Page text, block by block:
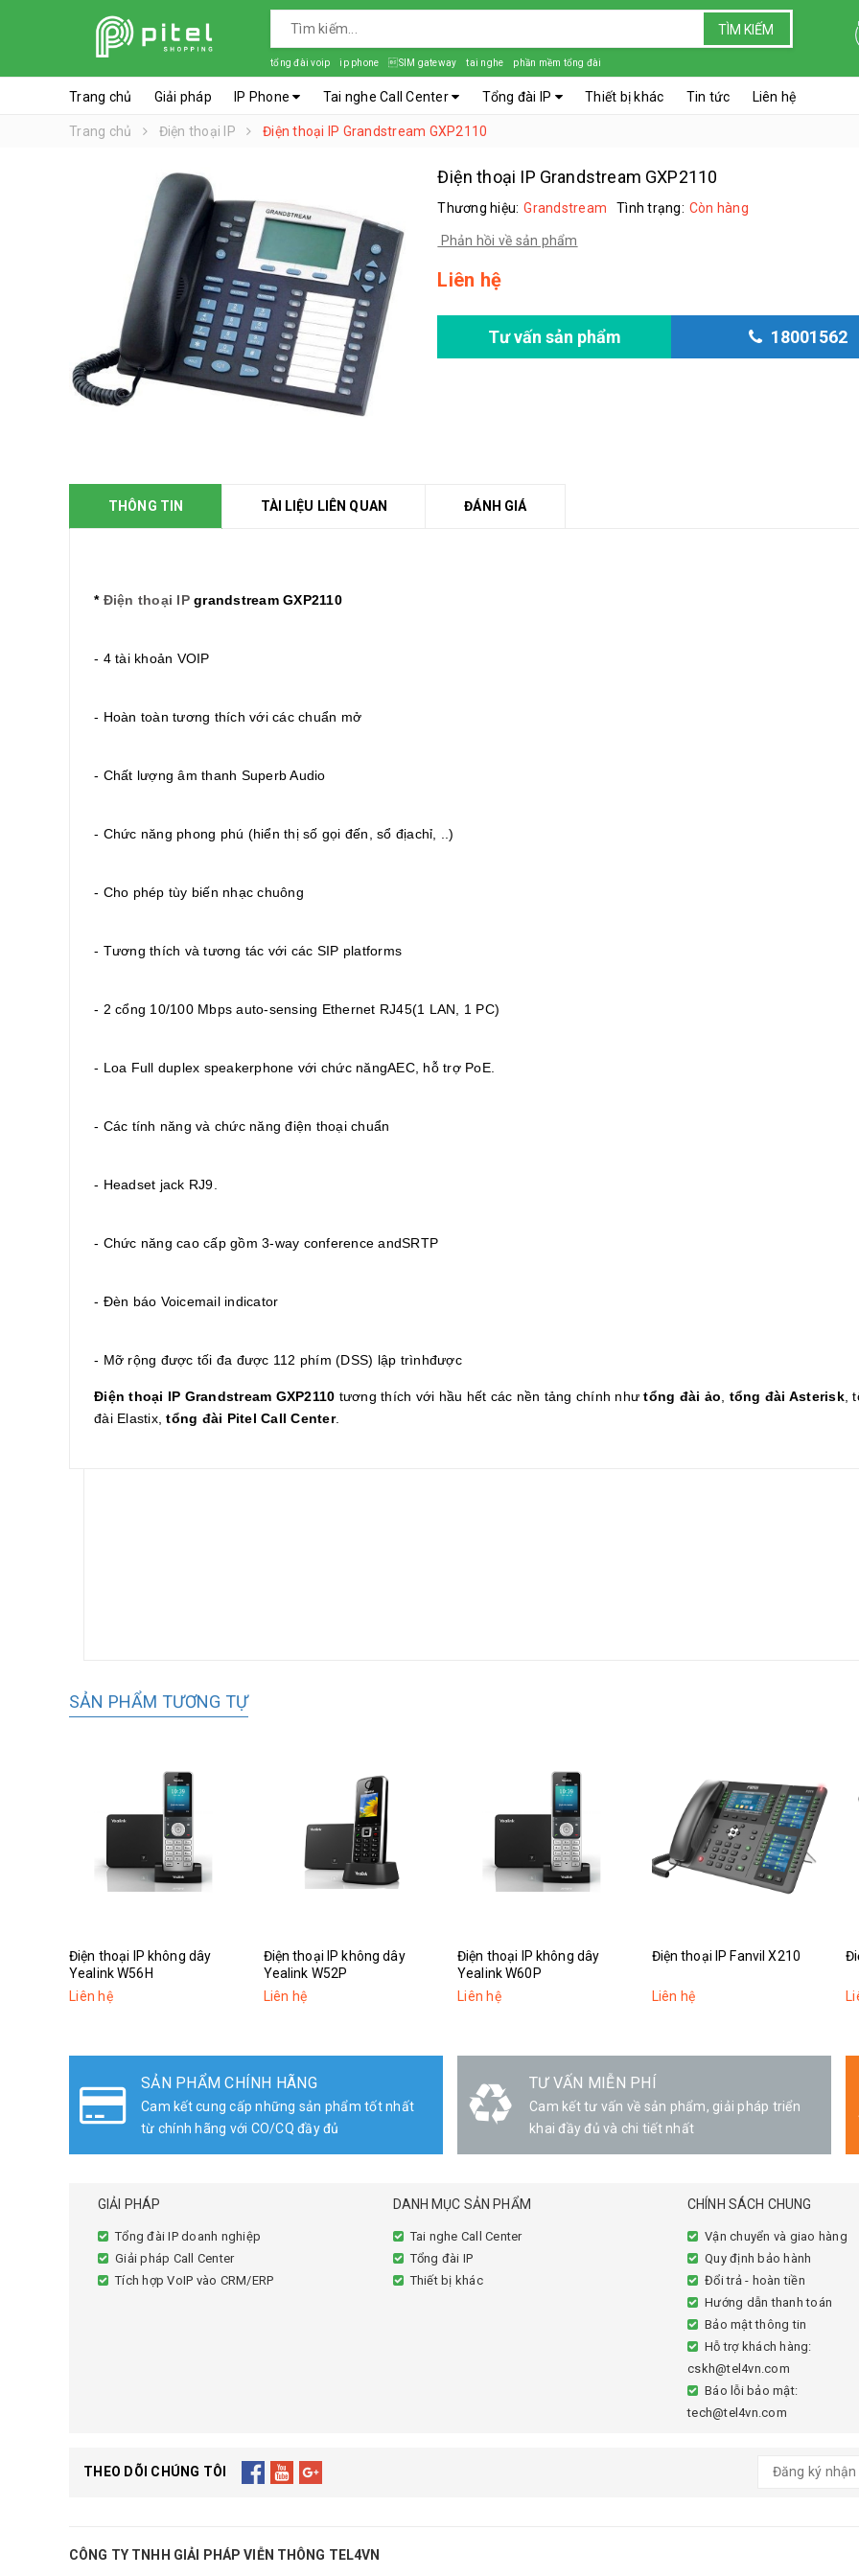
TÌM KIẾM
tổng đài voip ip phone SIM gateway tai nghe phần mềm tổng đài
Trang chủ Giải pháp IP Phone Tai nghe Call Center Tổng đài IP Thiết bị khác Tin tức Liên hệ
Trang chủ Điện thoại IP Điện thoại IP Grandstream GXP2110
Điện thoại IP Grandstream GXP2110
Thương hiệu: Grandstream Tình trạng: Còn hàng
Phản hồi về sản phẩm
Liên hệ
Tư vấn sản phẩm 18001562
THÔNG TIN TÀI LIỆU LIÊN QUAN ĐÁNH GIÁ
* Điện thoại IPgrandstream GXP2110
- 4 tài khoản VOIP
- Hoàn toàn tương thích với các chuẩn mở
- Chất lượng âm thanh Superb Audio
- Chức năng phong phú (hiển thị số gọi đến, sổ địachỉ, ..)
- Cho phép tùy biến nhạc chuông
- Tương thích và tương tác với các SIP platforms
- 2 cổng 10/100 Mbps auto-sensing Ethernet RJ45(1 LAN, 1 PC)
- Loa Full duplex speakerphone với chức năngAEC, hỗ trợ PoE.
- Các tính năng và chức năng điện thoại chuẩn
- Headset jack RJ9.
- Chức năng cao cấp gồm 3-way conference andSRTP
- Đèn báo Voicemail indicator
- Mỡ rộng được tối đa được 112 phím (DSS) lập trìnhđược
Điện thoại IP Grandstream GXP2110 tương thích với hầu hết các nền tảng chính nhưtổng đài ảo tổng đài Asterisk,
đài Elastix,tổng đài Pitel Call Center.
SẢN PHẨM TƯƠNG TỰ
Điện thoại IP không dây
Yealink W56H
Liên hệ
Điện thoại IP không dây
Yealink W52P
Liên hệ
Điện thoại IP không dây
Yealink W60P
Liên hệ
Điện thoại IP Fanvil X210
Liên hệ
SẢN PHẨM CHÍNH HÃNG
Cam kết cung cấp những sản phẩm tốt nhất
từ chính hãng với CO/CQ đầy đủ
TƯ VẤN MIỄN PHÍ
Cam kết tư vấn về sản phẩm, giải pháp triển
khai đầy đủ và chi tiết nhất
GIẢI PHÁP
Tổng đài IP doanh nghiệp
Giải pháp Call Center
Tích hợp VoIP vào CRM/ERP
DANH MỤC SẢN PHẨM
Tai nghe Call Center
Tổng đài IP
Thiết bị khác
CHÍNH SÁCH CHUNG
Vận chuyển và giao hàng
Quy định bảo hành
Đổi trả - hoàn tiền
Hướng dẫn thanh toán
Bảo mật thông tin
Hỗ trợ khách hàng:
cskh@tel4vn.com
Báo lỗi bảo mật:
tech@tel4vn.com
THEO DÕI CHÚNG TÔI
CÔNG TY TNHH GIẢI PHÁP VIỄN THÔNG TEL4VN